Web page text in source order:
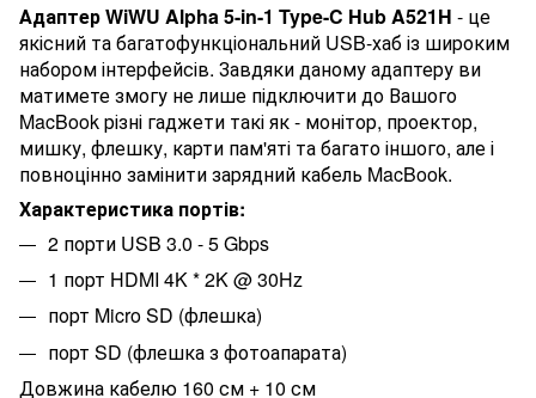
Адаптер WiWU Alpha 5-in-1 Type-C Hub A521H - це
якісний та багатофункціональний USB-хаб із широким
набором інтерфейсів. Завдяки даному адаптеру ви
матимете змогу не лише підключити до Вашого
MacBook різні гаджети такі як - монітор, проектор,
мишку, флешку, карти пам'яті та багато іншого, але і
повноцінно замінити зарядний кабель MacBook.
Характеристика портів:
2 порти USB 3.0 - 5 Gbps
1 порт HDMI 4K * 2K @ 30Hz
порт Micro SD (флешка)
порт SD (флешка з фотоапарата)
Довжина кабелю 160 см + 10 см